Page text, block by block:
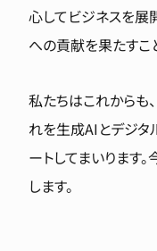
心してビジネスを展
への貢献を果たすこ
私たちはこれからも
れを生成AIとデジ
ートしてまいります
します。